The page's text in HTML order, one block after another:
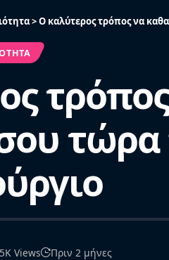
>Ο καλύτερος τρόπος να
τώρα
Views Πριν 2 μήνες